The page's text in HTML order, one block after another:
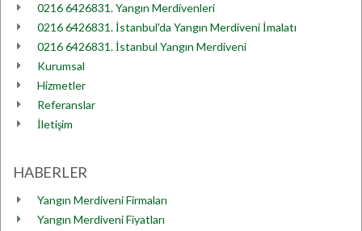
0216 6426831. Yangın Merdivenleri
0216 6426831. İstanbul'da Yangın Merdiveni İmalatı
0216 6426831. İstanbul Yangın Merdiveni
Kurumsal
Hizmetler
Referanslar
İletişim
HABERLER
Yangın Merdiveni Firmaları
Yangın Merdiveni Fiyatları